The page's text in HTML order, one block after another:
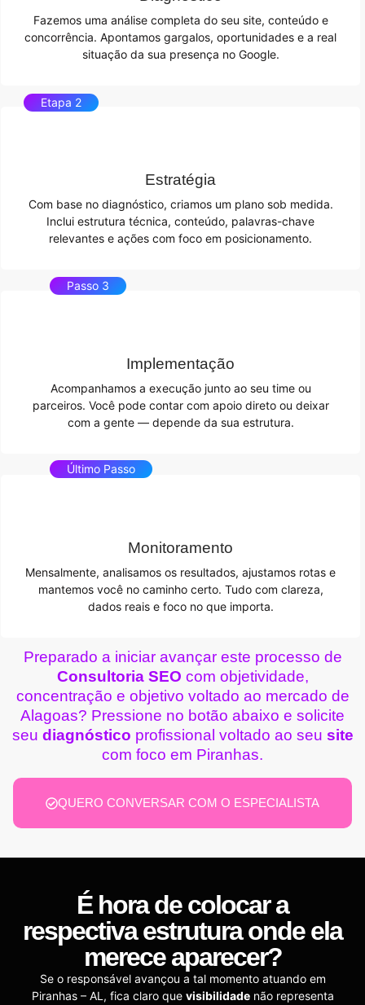
Fazemos uma análise completa do seu site, conteúdo e
concorrência. Apontamos gargalos, oportunidades e a real
situação da sua presença no Google.
Etapa 2
Estratégia
Com base no diagnóstico, criamos um plano sob medida.
Inclui estrutura técnica, conteúdo, palavras-chave
relevantes e ações com foco em posicionamento.
Passo 3
Implementação
Acompanhamos a execução junto ao seu time ou
parceiros. Você pode contar com apoio direto ou deixar
com a gente — depende da sua estrutura.
Último Passo
Monitoramento
Mensalmente, analisamos os resultados, ajustamos rotas e
mantemos você no caminho certo. Tudo com clareza,
dados reais e foco no que importa.
Preparado a iniciar avançar este processo de
Consultoria SEO com objetividade,
concentração e objetivo voltado ao mercado de
Alagoas? Pressione no botão abaixo e solicite
seu diagnóstico profissional voltado ao seu site
com foco em Piranhas.
QUERO CONVERSAR COM O ESPECIALISTA
É hora de colocar a
respectiva estrutura onde ela
merece aparecer?
Se o responsável avançou a tal momento atuando em
Piranhas – AL, fica claro que visibilidadenão representa